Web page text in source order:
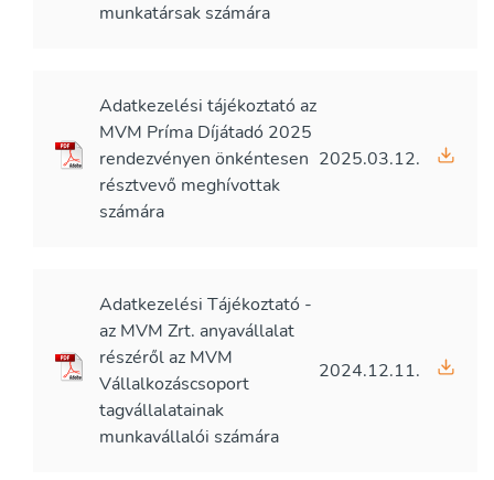
munkatársak számára
Adatkezelési tájékoztató az
MVM Príma Díjátadó 2025
rendezvényen önkéntesen
résztvevő meghívottak
számára
2025.03.12.
Adatkezelési Tájékoztató -
az MVM Zrt. anyavállalat
részéről az MVM
Vállalkozáscsoport
tagvállalatainak
munkavállalói számára
2024.12.11.